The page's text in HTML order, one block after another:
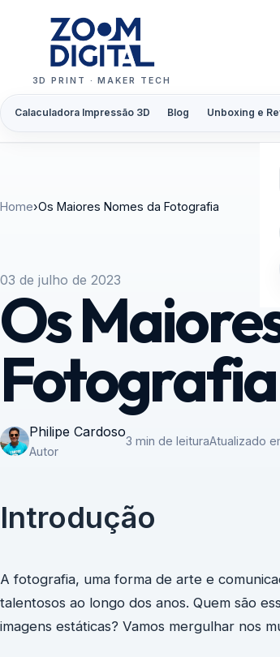
3D PRINT · MAKER TECH
Calaculadora Impressão 3D Blog Unboxing e
Home›Os Maiores Nomes da Fotografia
03 de julho de 2023
Os
Fotografia
Philipe Cardoso
Autor
3 min de leituraAtualizado
Introdução
A fotografia, uma forma de arte e
talentosos ao longo dos anos. Quem são
imagens estáticas? Vamos mergulhar nos